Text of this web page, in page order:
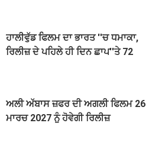
ਹਾਲੀਵੁੱਡ ਫਿਲਮ ਦਾ ਭਾਰਤ ''ਚ ਧਮਾਕਾ,
ਰਿਲੀਜ਼ ਦੇ ਪਹਿਲੇ ਹੀ ਦਿਨ ਛਾਪ''ਤੇ 72
ਅਲੀ ਅੱਬਾਸ ਜ਼ਫਰ ਦੀ ਅਗਲੀ ਫਿਲਮ 26
ਮਾਰਚ 2027 ਨੂੰ ਹੋਵੇਗੀ ਰਿਲੀਜ਼